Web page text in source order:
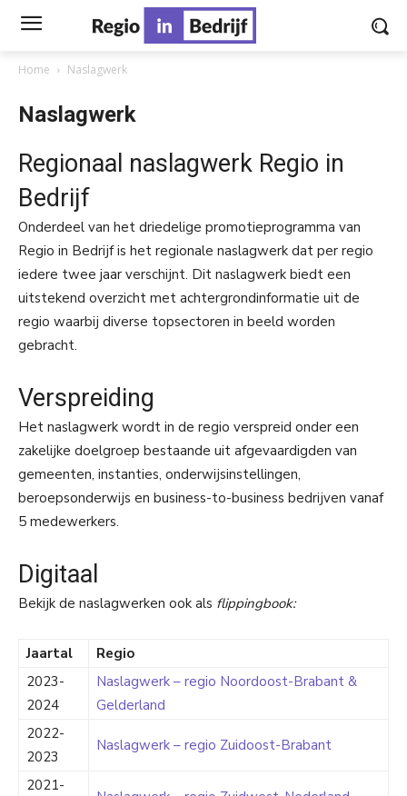
Home Naslagwerk
Naslagwerk
Regionaal naslagwerk Regio in
Bedrijf
Onderdeel van het driedelige promotieprogramma van
Regio in Bedrijf is het regionale naslagwerk dat per regio
iedere twee jaar verschijnt. Dit naslagwerk biedt een
uitstekend overzicht met achtergrondinformatie uit de
regio waarbij diverse topsectoren in beeld worden
gebracht.
Verspreiding
Het naslagwerk wordt in de regio verspreid onder een
zakelijke doelgroep bestaande uit afgevaardigden van
gemeenten, instanties, onderwijsinstellingen,
beroepsonderwijs en business-to-business bedrijven vanaf
5 medewerkers.
Digitaal
Bekijk de naslagwerken ook als flippingbook:
Jaartal
Regio
2023-
2024
Naslagwerk – regio Noordoost-Brabant &
Gelderland
2022-
2023
Naslagwerk – regio Zuidoost-Brabant
2021-